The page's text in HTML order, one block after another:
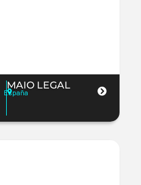
MAIO LEGAL
España